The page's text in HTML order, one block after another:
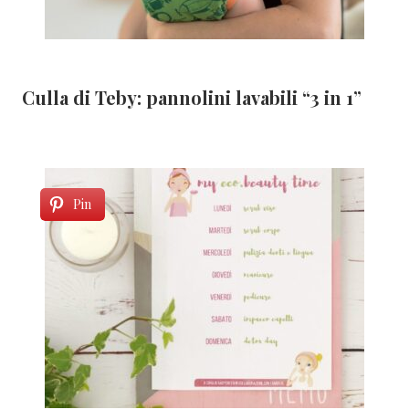
Culla di Teby: pannolini lavabili “3 in 1”
Pin